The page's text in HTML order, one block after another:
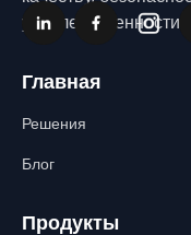
Главная
Продукты
Решения
Блог
удовлетворенности